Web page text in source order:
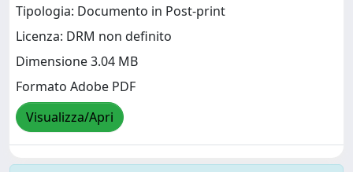
Tipologia: Documento in Post-print
Licenza: DRM non definito
Dimensione 3.04 MB
Formato Adobe PDF
Visualizza/Apri